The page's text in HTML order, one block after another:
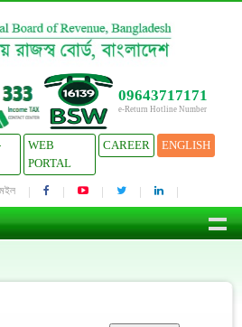
09643717171
e-Return Hotline Number
WEB
PORTAL
CAREER ENGLISH